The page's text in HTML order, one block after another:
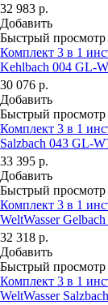
32 983 р.
Добавить
Быстрый просмотр
Комплект 3 в 1
Kehlbach 004 GL-
30 076 р.
Добавить
Быстрый просмотр
Комплект 3 в 1
Salzbach 043 GL-
33 395 р.
Добавить
Быстрый просмотр
Комплект 3 в 1
WeltWasser
32 318 р.
Добавить
Быстрый просмотр
Комплект 3 в 1
WeltWasser